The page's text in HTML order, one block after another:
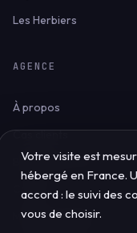
Les Herbiers
AGENCE
À propos
Cas clients
Blog & ressources
Mentions légales
Votre visite est
hébergé en France.
accord : le suivi des
vous de choisir.